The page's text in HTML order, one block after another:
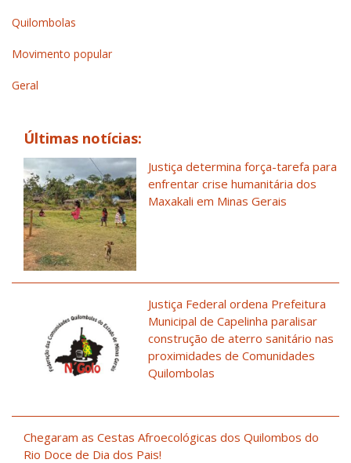
Quilombolas
Movimento popular
Geral
Últimas notícias:
Justiça determina força-tarefa para
enfrentar crise humanitária dos
Maxakali em Minas Gerais
Justiça Federal ordena Prefeitura
Municipal de Capelinha paralisar
construção de aterro sanitário nas
proximidades de Comunidades
Quilombolas
Chegaram as Cestas Afroecológicas dos Quilombos do
Rio Doce de Dia dos Pais!